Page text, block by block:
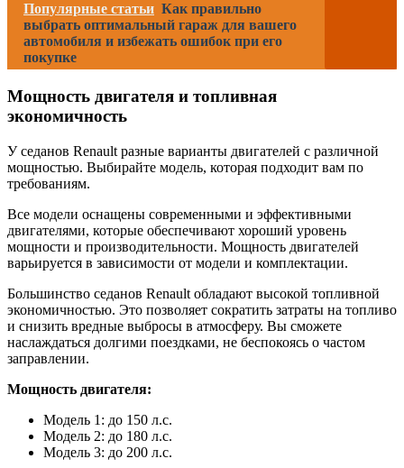
Популярные статьи Как правильно
выбрать оптимальный гараж для вашего
автомобиля и избежать ошибок при его
покупке
Мощность двигателя и топливная
экономичность
У седанов Renault разные варианты двигателей с различной
мощностью. Выбирайте модель, которая подходит вам по
требованиям.
Все модели оснащены современными и эффективными
двигателями, которые обеспечивают хороший уровень
мощности и производительности. Мощность двигателей
варьируется в зависимости от модели и комплектации.
Большинство седанов Renault обладают высокой топливной
экономичностью. Это позволяет сократить затраты на топливо
и снизить вредные выбросы в атмосферу. Вы сможете
наслаждаться долгими поездками, не беспокоясь о частом
заправлении.
Мощность двигателя:
Модель 1: до 150 л.с.
Модель 2: до 180 л.с.
Модель 3: до 200 л.с.